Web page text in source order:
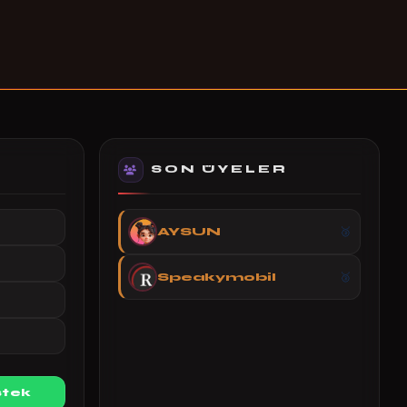
SON ÜYELER
AYSUN
Speakymobil